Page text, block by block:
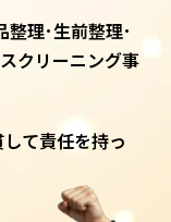
整理･生前整理･
クリーニング事
て責任を持っ